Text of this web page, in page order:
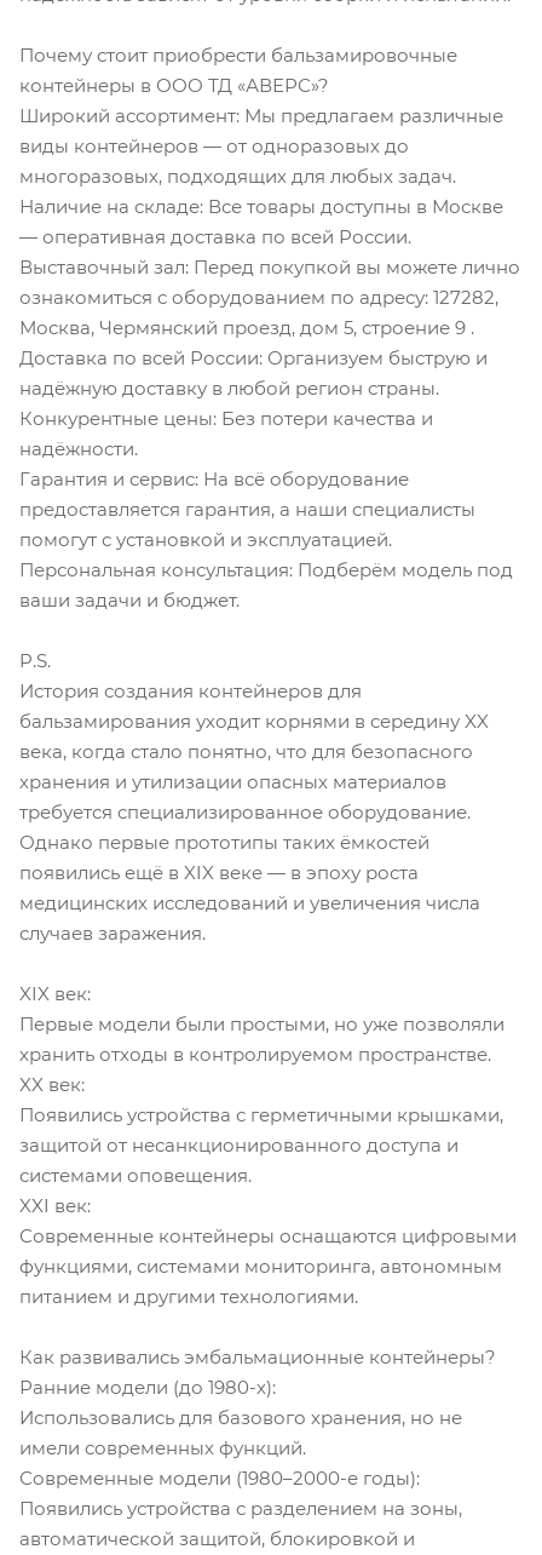
Почему стоит приобрести бальзамировочные
контейнеры в ООО ТД «АВЕРС»?
Широкий ассортимент: Мы предлагаем различные
виды контейнеров — от одноразовых до
многоразовых, подходящих для любых задач.
Наличие на складе: Все товары доступны в Москве
— оперативная доставка по всей России.
Выставочный зал: Перед покупкой вы можете лично
ознакомиться с оборудованием по адресу: 127282,
Москва, Чермянский проезд, дом 5, строение 9 .
Доставка по всей России: Организуем быструю и
надёжную доставку в любой регион страны.
Конкурентные цены: Без потери качества и
надёжности.
Гарантия и сервис: На всё оборудование
предоставляется гарантия, а наши специалисты
помогут с установкой и эксплуатацией.
Персональная консультация: Подберём модель под
ваши задачи и бюджет.
P.S.
История создания контейнеров для
бальзамирования уходит корнями в середину XX
века, когда стало понятно, что для безопасного
хранения и утилизации опасных материалов
требуется специализированное оборудование.
Однако первые прототипы таких ёмкостей
появились ещё в XIX веке — в эпоху роста
медицинских исследований и увеличения числа
случаев заражения.
XIX век:
Первые модели были простыми, но уже позволяли
хранить отходы в контролируемом пространстве.
XX век:
Появились устройства с герметичными крышками,
защитой от несанкционированного доступа и
системами оповещения.
XXI век:
Современные контейнеры оснащаются цифровыми
функциями, системами мониторинга, автономным
питанием и другими технологиями.
Как развивались эмбальмационные контейнеры?
Ранние модели (до 1980-х):
Использовались для базового хранения, но не
имели современных функций.
Современные модели (1980–2000-е годы):
Появились устройства с разделением на зоны,
автоматической защитой, блокировкой и